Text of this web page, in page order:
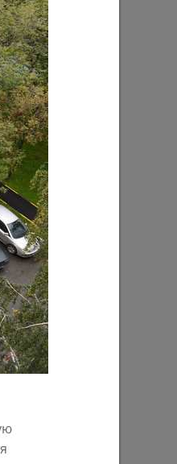
метро в
дорог в